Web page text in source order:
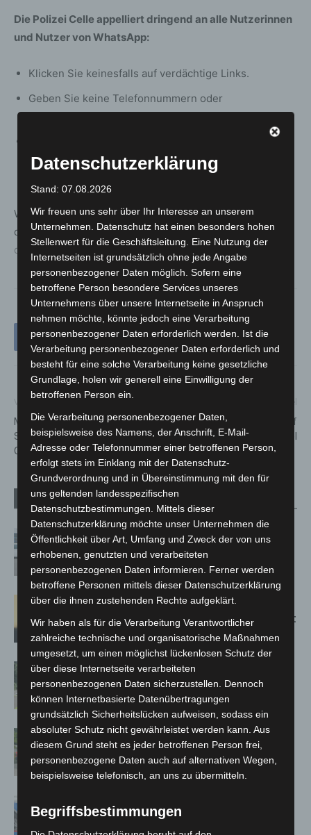
Die Polizei Celle appelliert dringend an alle Nutzerinnen
und Nutzer von WhatsApp:
Klicken Sie keinesfalls auf verdächtige Links.
Geben Sie keine Telefonnummern oder
Verifizierungscodes weiter.
Nehmen Sie bei ungewöhnlichen Geldforderungen
stets direkten Kontakt zur betreffenden Person auf –
idealerweise telefonisch oder persönlich.
Weitere Hinweise und Präventionstipps zum Thema
digitale Sicherheit finden sich auf denoffiziellen Seiten
der Polizei.
Musik, Vielfalt und
Sommerlaune: Vahrenwald
Open Air am 16. August
Schwerer Verkehrsunfall auf
der L383 bei Wennebostel
Verwandte Artikel Mehr vom Autor
Niedersachsen: Feuerwehrkräfte
kehren nach Waldbrandeinsatz aus
Spanien zurück
Hannover: Erste Tigermücken-
Population in Niedersachsen entdeckt
Brand im „Haus der Begegnung“ in
Neuwarmbüchen schnell eingedämmt
Region Hannover: 21 neue
Notfallsanitäter starten beim Roten
Kreuz
A7 – Polizei sucht Zeugen
Datenschutzerklärung
Stand: 07.08.2026
Wir freuen uns sehr über Ihr Interesse an unserem
Unternehmen. Datenschutz hat einen besonders hohen
Stellenwert für die Geschäftsleitung. Eine Nutzung der
Internetseiten ist grundsätzlich ohne jede Angabe
personenbezogener Daten möglich. Sofern eine
betroffene Person besondere Services unseres
Unternehmens über unsere Internetseite in Anspruch
nehmen möchte, könnte jedoch eine Verarbeitung
personenbezogener Daten erforderlich werden. Ist die
Verarbeitung personenbezogener Daten erforderlich und
besteht für eine solche Verarbeitung keine gesetzliche
Grundlage, holen wir generell eine Einwilligung der
betroffenen Person ein.
Die Verarbeitung personenbezogener Daten,
beispielsweise des Namens, der Anschrift, E-Mail-
Adresse oder Telefonnummer einer betroffenen Person,
erfolgt stets im Einklang mit der Datenschutz-
Grundverordnung und in Übereinstimmung mit den für
uns geltenden landesspezifischen
Datenschutzbestimmungen. Mittels dieser
Datenschutzerklärung möchte unser Unternehmen die
Öffentlichkeit über Art, Umfang und Zweck der von uns
erhobenen, genutzten und verarbeiteten
personenbezogenen Daten informieren. Ferner werden
betroffene Personen mittels dieser Datenschutzerklärung
über die ihnen zustehenden Rechte aufgeklärt.
Wir haben als für die Verarbeitung Verantwortlicher
zahlreiche technische und organisatorische Maßnahmen
umgesetzt, um einen möglichst lückenlosen Schutz der
über diese Internetseite verarbeiteten
personenbezogenen Daten sicherzustellen. Dennoch
können Internetbasierte Datenübertragungen
grundsätzlich Sicherheitslücken aufweisen, sodass ein
absoluter Schutz nicht gewährleistet werden kann. Aus
diesem Grund steht es jeder betroffenen Person frei,
personenbezogene Daten auch auf alternativen Wegen,
beispielsweise telefonisch, an uns zu übermitteln.
Begriffsbestimmungen